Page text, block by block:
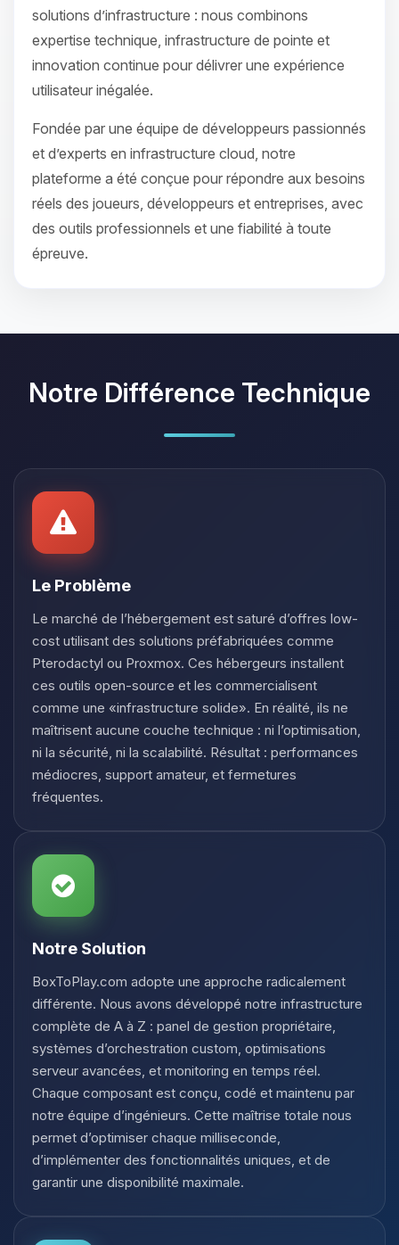
solutions d’infrastructure : nous combinons
expertise technique, infrastructure de pointe et
innovation continue pour délivrer une expérience
utilisateur inégalée.
Fondée par une équipe de développeurs passionnés
et d’experts en infrastructure cloud, notre
plateforme a été conçue pour répondre aux besoins
réels des joueurs, développeurs et entreprises, avec
des outils professionnels et une fiabilité à toute
épreuve.
Notre Différence Technique
Le Problème
Le marché de l’hébergement est saturé d’offres low-
cost utilisant des solutions préfabriquées comme
Pterodactyl ou Proxmox. Ces hébergeurs installent
ces outils open-source et les commercialisent
comme une «infrastructure solide». En réalité, ils ne
maîtrisent aucune couche technique : ni l’optimisation,
ni la sécurité, ni la scalabilité. Résultat : performances
médiocres, support amateur, et fermetures
fréquentes.
Notre Solution
BoxToPlay.com adopte une approche radicalement
différente. Nous avons développé notre infrastructure
complète de A à Z : panel de gestion propriétaire,
systèmes d’orchestration custom, optimisations
serveur avancées, et monitoring en temps réel.
Chaque composant est conçu, codé et maintenu par
notre équipe d’ingénieurs. Cette maîtrise totale nous
permet d’optimiser chaque milliseconde,
d’implémenter des fonctionnalités uniques, et de
garantir une disponibilité maximale.
Youpi, enfin quelqu’un pour me